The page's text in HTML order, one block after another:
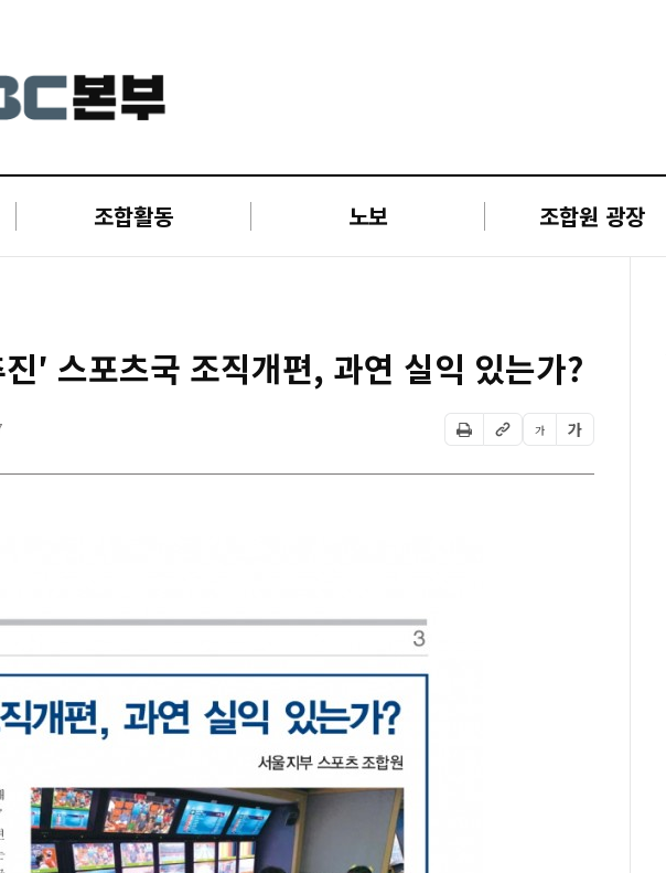
조합활동 노보 조합원 광장
′ 스포츠국 조직개편, 과연 실익 있는가?
가 가